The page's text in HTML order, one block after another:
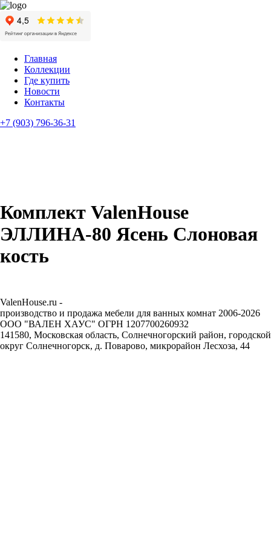
Главная
Коллекции
Где купить
Новости
Контакты
+7 (903) 796-36-31
Комплект ValenHouse
ЭЛЛИНА-80 Ясень Слоновая
кость
ValenHouse.ru -
производство и продажа мебели для ванных комнат 2006-2026
ООО "ВАЛЕН ХАУС" ОГРН 1207700260932
141580, Московская область, Солнечногорский район, городской
округ Солнечногорск, д. Поварово, микрорайон Лесхоза, 44